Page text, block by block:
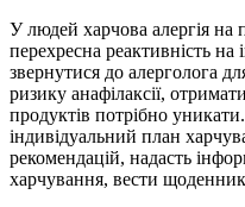
У людей харчова алергія
перехресна реактивність
звернутися до алерголога
ризику анафілаксії,
продуктів потрібно
індивідуальний план
рекомендацій, надасть
харчування, вести